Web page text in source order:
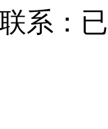
联系：